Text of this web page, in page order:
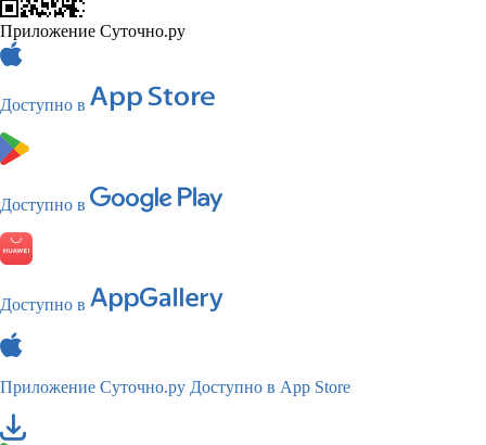
Приложение Суточно.ру
Доступно в
Доступно в
Доступно в
Приложение Суточно.ру Доступно в App Store